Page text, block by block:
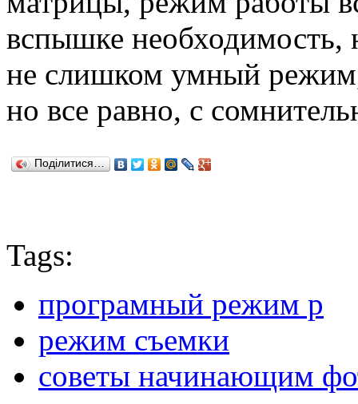
вспышке
не слишком умный режим,
но все равно, с
Поділитися…
Tags:
програмный режим p
режим съемки
советы начинающим